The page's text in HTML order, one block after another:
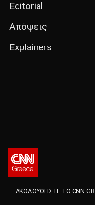
Editorial
Απόψεις
Explainers
ΑΚΟΛΟΥΘΗΣΤΕ ΤΟ CNN.GR